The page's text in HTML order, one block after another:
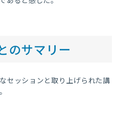
のサマリー
セッションと取り上げられた講